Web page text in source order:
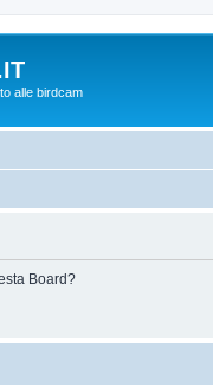
alle birdcam
Board?